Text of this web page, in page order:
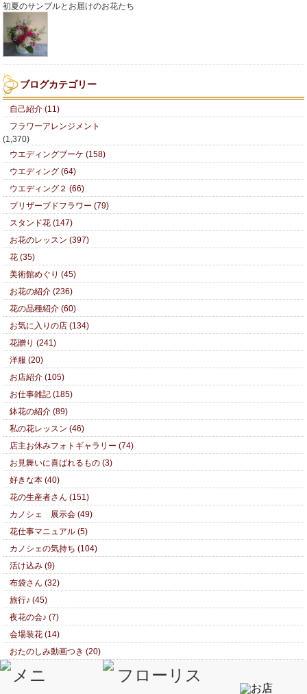
初夏のサンプルとお届けのお花たち
ブログカテゴリー
自己紹介 (11)
フラワーアレンジメント
(1,370)
ウエディングブーケ (158)
ウエディング (64)
ウエディング２ (66)
プリザーブドフラワー (79)
スタンド花 (147)
お花のレッスン (397)
花 (35)
美術館めぐり (45)
お花の紹介 (236)
花の品種紹介 (60)
お気に入りの店 (134)
花贈り (241)
洋服 (20)
お店紹介 (105)
お仕事雑記 (185)
鉢花の紹介 (89)
私の花レッスン (46)
店主お休みフォトギャラリー (74)
お見舞いに喜ばれるもの (3)
好きな本 (40)
花の生産者さん (151)
カノシェ 展示会 (49)
花仕事マニュアル (5)
カノシェの気持ち (104)
活け込み (9)
布袋さん (32)
旅行♪ (45)
夜花の会♪ (7)
会場装花 (14)
おたのしみ動画つき (20)
エケベリア (14)